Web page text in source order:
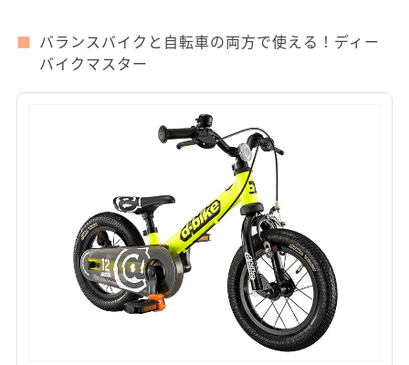
バランスバイクと自転車の両方で使える！ディー
バイクマスター